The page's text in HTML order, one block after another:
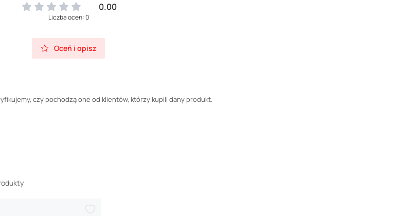
0.00
Liczba ocen: 0
Oceń i opisz
czy pochodzą one od klientów, którzy kupili dany produkt.